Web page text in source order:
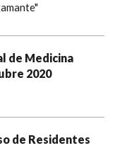
de Medicina
2020
de Residentes